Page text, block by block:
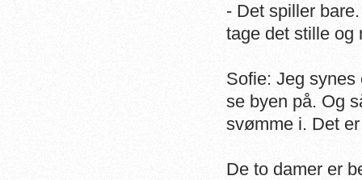
- Det spiller
tage det stille og
Sofie: Jeg
se byen på. Og
svømme i. Det
De to damer er